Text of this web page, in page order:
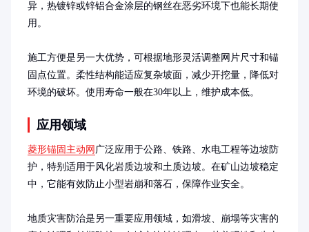
异，热镀锌或锌铝合金涂层的钢丝在恶劣环境下也能长期使
用。
施工方便是另一大优势，可根据地形灵活调整网片尺寸和锚
固点位置。柔性结构能适应复杂坡面，减少开挖量，降低对
环境的破坏。使用寿命一般在30年以上，维护成本低。
应用领域
菱形锚固主动网 广泛应用于公路、铁路、水电工程等边坡防
护，特别适用于风化岩质边坡和土质边坡。在矿山边坡稳定
中，它能有效防止小型岩崩和落石，保障作业安全。
地质灾害防治是另一重要应用领域，如滑坡、崩塌等灾害的